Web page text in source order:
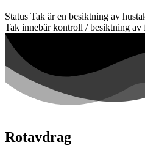
Status Tak är en besiktning av
Tak innebär kontroll / besiktning av
Rotavdrag